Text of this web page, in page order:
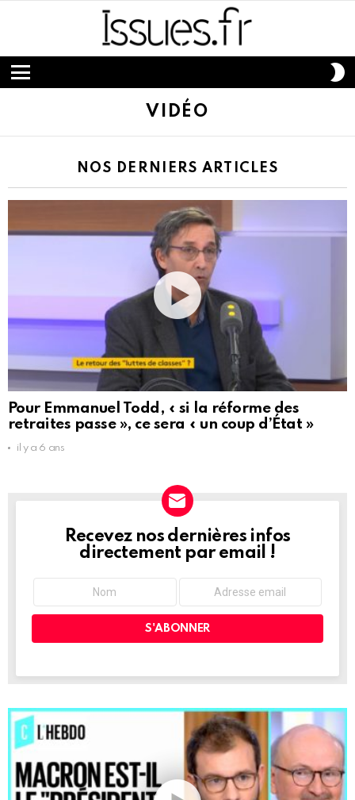
Menu
VIDÉO
NOS DERNIERS ARTICLES
Pour Emmanuel Todd, « si la réforme des
retraites passe », ce sera « un coup d’État »
il y a 6 ans
NEWSLETTER
Recevez nos dernières infos
directement par email !